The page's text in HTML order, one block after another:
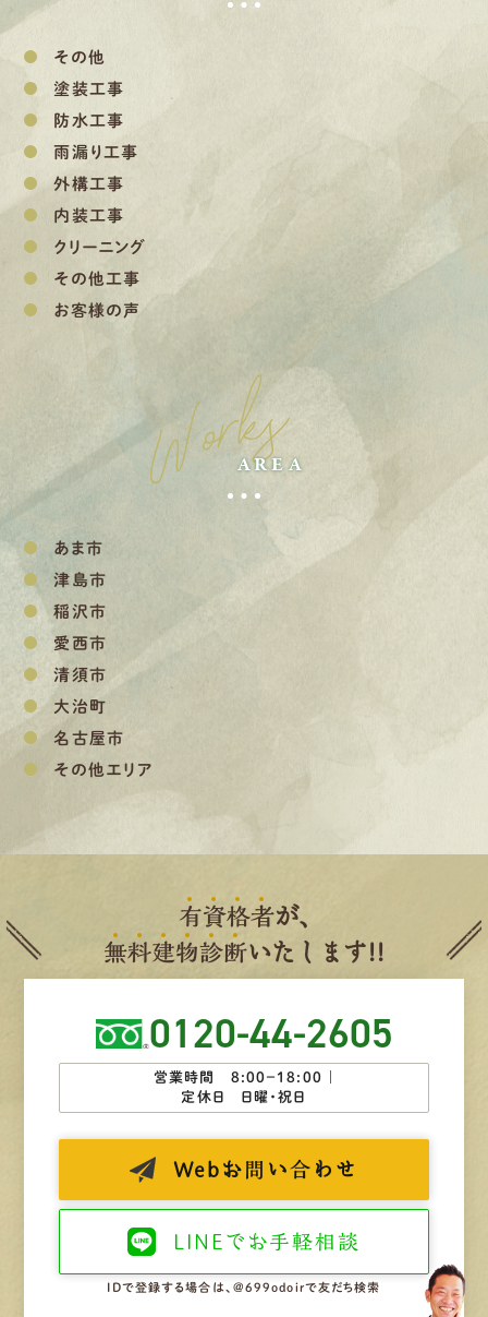
その他
塗装工事
防水工事
雨漏り工事
外構工事
内装工事
クリーニング
その他工事
お客様の声
Works
AREA
あま市
津島市
稲沢市
愛西市
清須市
大治町
名古屋市
その他エリア
有資格者が、
無料建物診断いたします!!
0120-44-2605
営業時間 8:00−18:00 ｜
定休日 日曜・祝日
Web お問い合わせ
LINEで お手軽相談
IDで登録する場合は、@699odoirで友だち検索